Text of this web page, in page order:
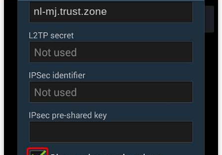
nl-mj.trust.zone